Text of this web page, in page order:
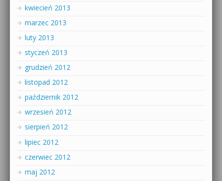
kwiecień 2013
marzec 2013
luty 2013
styczeń 2013
grudzień 2012
listopad 2012
październik 2012
wrzesień 2012
sierpień 2012
lipiec 2012
czerwiec 2012
maj 2012